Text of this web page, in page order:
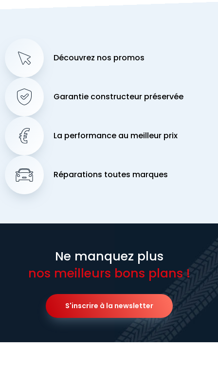
Découvrez nos promos
Garantie constructeur préservée
La performance au meilleur prix
Réparations toutes marques
Ne manquez plus
nos meilleurs bons plans !
S'inscrire à la newsletter